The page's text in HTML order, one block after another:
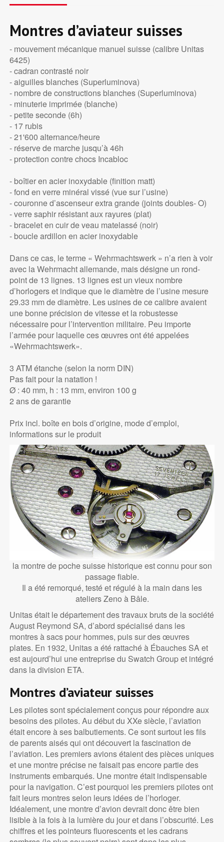
Montres d’aviateur suisses
- mouvement mécanique manuel suisse (calibre Unitas
6425)
- cadran contrasté noir
- aiguilles blanches (Superluminova)
- nombre de constructions blanches (Superluminova)
- minuterie imprimée (blanche)
- petite seconde (6h)
- 17 rubis
- 21'600 alternance/heure
- réserve de marche jusqu’à 46h
- protection contre chocs Incabloc
- boîtier en acier inoxydable (finition matt)
- fond en verre minéral vissé (vue sur l’usine)
- couronne d’ascenseur extra grande (joints doubles- O)
- verre saphir résistant aux rayures (plat)
- bracelet en cuir de veau matelassé (noir)
- boucle ardillon en acier inoxydable
Dans ce cas, le terme « Wehrmachtswerk » n’a rien à voir
avec la Wehrmacht allemande, mais désigne un rond-
point de 13 lignes. 13 lignes est un vieux nombre
d’horlogers et indique que le diamètre de l’usine mesure
29.33 mm de diamètre. Les usines de ce calibre avaient
une bonne précision de vitesse et la robustesse
nécessaire pour l’intervention militaire. Peu importe
l’armée pour laquelle ces œuvres ont été appelées
«Wehrmachtswerk».
3 ATM étanche (selon la norm DIN)
Pas fait pour la natation !
Ø : 40 mm, h : 13 mm, environ 100 g
2 ans de garantie
Prix incl. boîte en bois d’origine, mode d’emploi,
informations sur le produit
la montre de poche suisse historique est connu pour son
passage fiable.
Il a été remorqué, testé et régulé à la main dans les
ateliers Zeno à Bâle.
Unitas était le département des travaux bruts de la société
August Reymond SA, d’abord spécialisé dans les
montres à sacs pour hommes, puis sur des œuvres
plates. En 1932, Unitas a été rattaché à Ébauches SA et
est aujourd’hui une entreprise du Swatch Group et intégré
dans la division ETA.
Montres d’aviateur suisses
Les pilotes sont spécialement conçus pour répondre aux
besoins des pilotes. Au début du XXe siècle, l’aviation
était encore à ses balbutiements. Ce sont surtout les fils
de parents aisés qui ont découvert la fascination de
l’aviation. Les premiers avions étaient des pièces uniques
et une montre précise ne faisait pas encore partie des
instruments embarqués. Une montre était indispensable
pour la navigation. C’est pourquoi les premiers pilotes ont
fait leurs montres selon leurs idées de l’horloger.
Idéalement, une montre d’avion devrait donc être bien
lisible à la fois à la lumière du jour et dans l’obscurité. Les
chiffres et les pointeurs fluorescents et les cadrans